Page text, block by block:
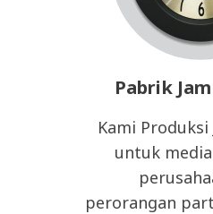
Pabrik
Kami
untuk
perorangan